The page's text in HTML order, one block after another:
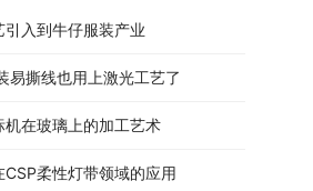
引入到牛仔服装产业
易撕线也用上激光工艺了
机在玻璃上的加工艺术
柔性灯带领域的应用